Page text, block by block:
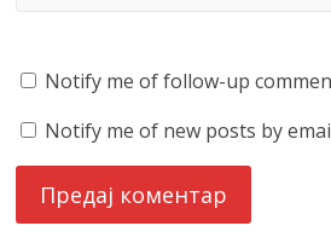
Notify me of follow-up
Notify me of new posts by